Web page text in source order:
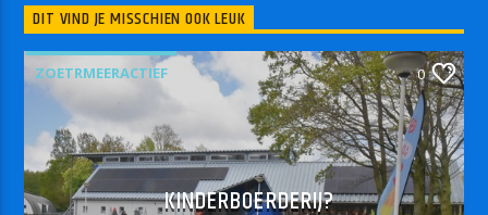
DIT VIND JE MISSCHIEN OOK LEUK
ZOETRMEERACTIEF 0
KINDERBOERDERIJ?